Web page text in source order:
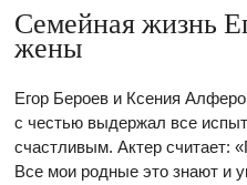
Семейная жизнь
жены
Егор Бероев и Ксения
с честью выдержал все
счастливым. Актер считает:
Все мои родные это знают и